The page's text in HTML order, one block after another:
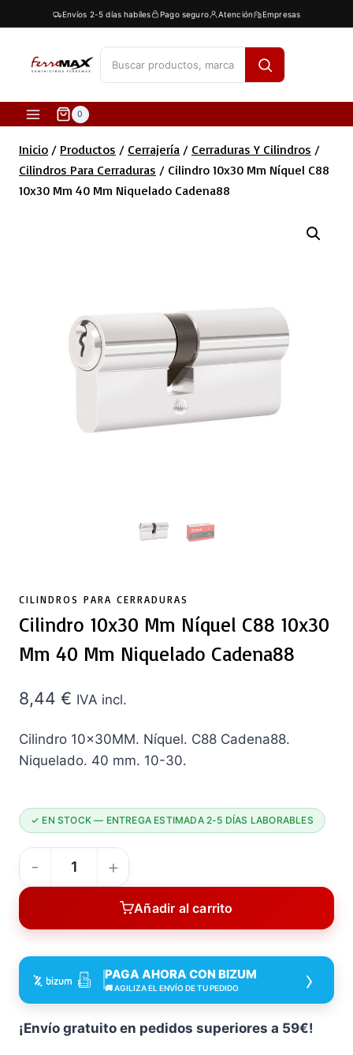
al
contenido
Envíos 2-5 días habíles Pago seguro Atención Empresas
0
Inicio / Productos / Cerrajería / Cerraduras Y Cilindros /
Cilindros Para Cerraduras / Cilindro 10x30 Mm Níquel C88
10x30 Mm 40 Mm Niquelado Cadena88
CILINDROS PARA CERRADURAS
Cilindro 10x30 Mm Níquel C88 10x30
Mm 40 Mm Niquelado Cadena88
8,44 € IVA incl.
Cilindro 10x30MM. Níquel. C88 Cadena88.
Niquelado. 40 mm. 10-30.
✓ EN STOCK — ENTREGA ESTIMADA 2-5 DÍAS LABORABLES
Cilindro
10X30
MM
C88
10X30
MM
40
Añadir al carrito
PAGA AHORA CON BIZUM
🚚 AGILIZA EL ENVÍO DE TU PEDIDO ›
¡Envío gratuito en pedidos superiores a 59€!